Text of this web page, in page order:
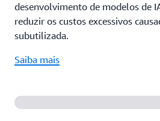
desenvolvimento de modelos de
reduzir os custos excessivos
subutilizada.
Saiba mais